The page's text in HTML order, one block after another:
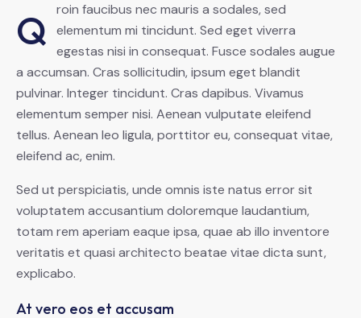
Q
roin faucibus nec mauris a sodales, sed
elementum mi tincidunt. Sed eget viverra
egestas nisi in consequat. Fusce sodales augue
a accumsan. Cras sollicitudin, ipsum eget blandit
pulvinar. Integer tincidunt. Cras dapibus. Vivamus
elementum semper nisi. Aenean vulputate eleifend
tellus. Aenean leo ligula, porttitor eu, consequat vitae,
eleifend ac, enim.
Sed ut perspiciatis, unde omnis iste natus error sit
voluptatem accusantium doloremque laudantium,
totam rem aperiam eaque ipsa, quae ab illo inventore
veritatis et quasi architecto beatae vitae dicta sunt,
explicabo.
At vero eos et accusam